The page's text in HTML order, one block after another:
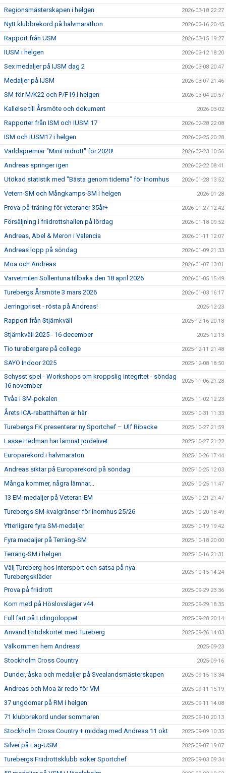
Regionsmästerskapen i helgen 2026-03-18 22:27
Nytt klubbrekord på halvmarathon 2026-03-16 20:45
Rapport från USM 2026-03-15 19:27
IUSM i helgen 2026-03-12 18:20
Sex medaljer på IJSM dag 2 2026-03-08 20:47
Medaljer på IJSM 2026-03-07 21:46
SM för M/K22 och P/F19 i helgen 2026-03-04 20:57
Kallelse till Årsmöte och dokument 2026-03-02
Rapporter från ISM och IUSM 17 2026-02-28 22:08
ISM och IUSM17 i helgen 2026-02-25 20:28
Världspremiär "MiniFriidrott" för 2020! 2026-02-23 10:56
Andreas springer igen 2026-02-22 08:41
Utökad statistik med "Bästa genom tiderna" för Inomhus 2026-01-28 13:52
Vetern-SM och Mångkamps-SM i helgen 2026-01-28
Prova-på-träning för veteraner 35år+ 2026-01-27 12:42
Försäljning i friidrottshallen på lördag 2026-01-18 09:52
Andreas, Abel & Meron i Valencia 2026-01-11 12:07
Andreas lopp på söndag 2026-01-09 21:33
Moa och Andreas 2026-01-07 13:01
Varvetmilen Sollentuna tillbaka den 18 april 2026 2026-01-05 15:49
Turebergs Årsmöte 3 mars 2026 2026-01-03 16:17
Jerringpriset - rösta på Andreas! 2025-12-23
Rapport från Stjärnkväll 2025-12-16 20:18
Stjärnkväll 2025 - 16 december 2025-12-13
Tio turebergare på college 2025-12-11 21:48
SAYO Indoor 2025 2025-12-08 18:50
Schysst spel - Workshops om kroppslig integritet - söndag
16 november
2025-11-06 21:28
Tvåa i SM-pokalen 2025-11-02 12:23
Årets ICA-rabatthäften är här 2025-10-31 11:33
Turebergs FK presenterar ny Sportchef – Ulf Ribacke 2025-10-27 21:59
Lasse Hedman har lämnat jordelivet 2025-10-27 21:22
Europarekord i halvmaraton 2025-10-26 17:44
Andreas siktar på Europarekord på söndag 2025-10-25 12:03
Många kommer, några lämnar... 2025-10-25 11:47
13 EM-medaljer på Veteran-EM 2025-10-21 21:47
Turebergs SM-kvalgränser för inomhus 25/26 2025-10-20 18:49
Ytterligare fyra SM-medaljer 2025-10-19 19:42
Fyra medaljer på Terräng-SM 2025-10-18 20:00
Terräng-SM i helgen 2025-10-16 21:31
Välj Tureberg hos Intersport och satsa på nya
Turebergskläder
2025-10-15 14:24
Prova på friidrott 2025-09-29 23:36
Kom med på Höslovsläger v44 2025-09-29 18:35
Full fart på Lidingöloppet 2025-09-28 20:14
Använd Fritidskortet med Tureberg 2025-09-26 14:03
Välkommen hem Andreas! 2025-09-23
Stockholm Cross Country 2025-09-16
Dunder, åska och medaljer på Svealandsmästerskapen 2025-09-15 13:34
Andreas och Moa är redo för VM 2025-09-11 15:19
37 ungdomar på RM i helgen 2025-09-11 14:08
71 klubbrekord under sommaren 2025-09-10 20:13
Stockholm Cross Country + middag med Andreas 11 okt 2025-09-09 10:35
Silver på Lag-USM 2025-09-07 19:07
Turebergs Friidrottsklubb söker Sportchef 2025-09-03 09:34